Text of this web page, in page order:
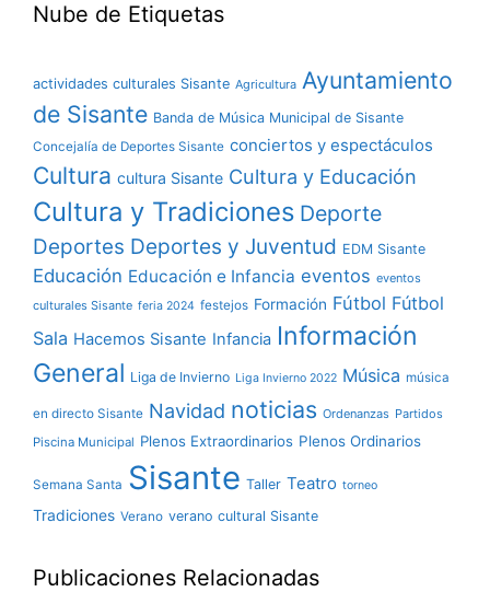
Nube de Etiquetas
actividades culturales Sisante Agricultura Ayuntamiento
de Sisante Banda de Música Municipal de Sisante
Concejalía de Deportes Sisante conciertos y espectáculos
Cultura cultura Sisante Cultura y Educación
Cultura y Tradiciones Deporte
Deportes Deportes y Juventud EDM Sisante
Educación Educación e Infancia eventos eventos
culturales Sisante feria 2024 festejos Formación Fútbol Fútbol
Sala Hacemos Sisante Infancia Información
General Liga de Invierno Liga Invierno 2022 Música música
en directo Sisante Navidad noticias Ordenanzas Partidos
Piscina Municipal Plenos Extraordinarios Plenos Ordinarios
Semana Santa Sisante Taller Teatro torneo
Tradiciones Verano verano cultural Sisante
Publicaciones Relacionadas